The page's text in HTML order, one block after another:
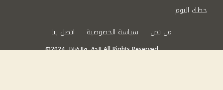
حظك اليوم
من نحن
سياسة الخصوصية اتصل بنا
©2024 الحق والضلال All Rights Reserved.